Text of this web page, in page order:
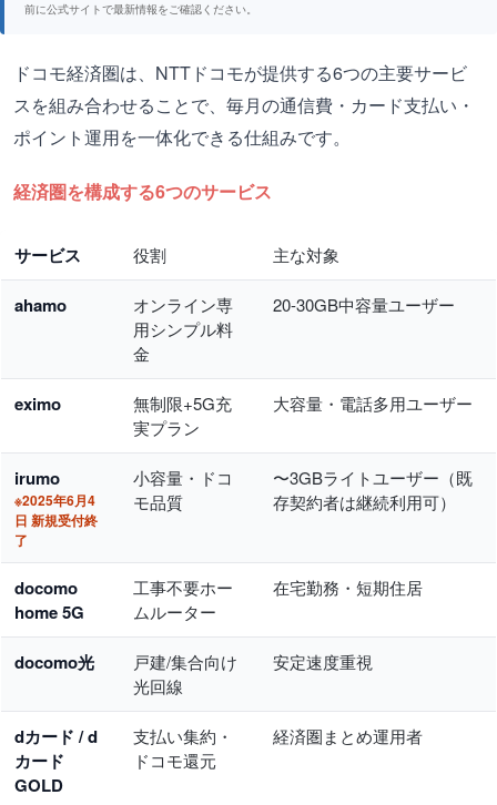
前に公式サイトで最新情報をご確認ください。
ドコモ経済圏は、NTTドコモが提供する6つの主要サービ
スを組み合わせることで、毎月の通信費・カード支払い・
ポイント運用を一体化できる仕組みです。
経済圏を構成する6つのサービス
サービス 役割 主な対象
ahamo
オンライン専
用シンプル料
金
20-30GB中容量ユーザー
eximo
無制限+5G充
実プラン
大容量・電話多用ユーザー
irumo
※2025年6月4
日 新規受付終
了
小容量・ドコ
モ品質
〜3GBライトユーザー（既
存契約者は継続利用可）
docomo
home 5G
工事不要ホー
ムルーター
在宅勤務・短期住居
docomo光
戸建/集合向け
光回線
安定速度重視
dカード / d
カード
GOLD
支払い集約・
ドコモ還元
経済圏まとめ運用者